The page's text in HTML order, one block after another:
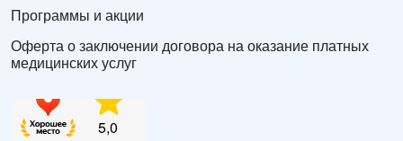
Программы и акции
Оферта о заключении договора на оказание платных
медицинских услуг